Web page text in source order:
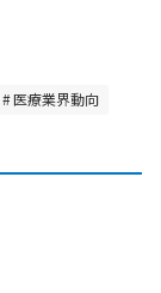
医療業界動向